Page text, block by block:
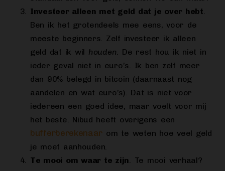
Investeer alleen met geld dat je over hebt.
Ben ik het grotendeels mee eens, voor de
meeste beginners. Zelf investeer ik alleen
geld dat ik wil houden. De rest hou ik niet in
ieder geval niet in euro’s. Ik ben zelf meer
dan 90% belegd in bitcoin (daarnaast nog
aandelen en wat euro’s). Dat is niet voor
iedereen een goed idee, maar voelt voor mij
het beste. Nibud heeft overigens een
bufferberekenaar om te weten hoe veel geld
je moet aanhouden.
Te mooi om waar te zijn. Te mooi verhaal?